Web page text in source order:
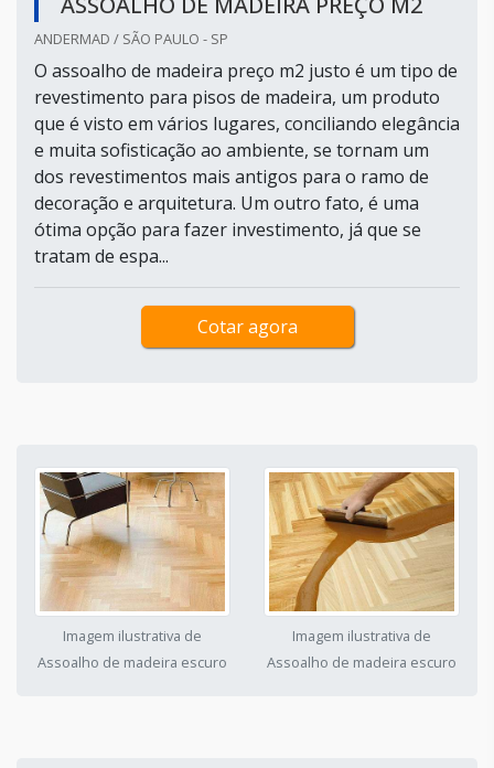
ANDERMAD / SÃO PAULO - SP
O assoalho de madeira preço m2 justo é um tipo de
revestimento para pisos de madeira, um produto
que é visto em vários lugares, conciliando elegância
e muita sofisticação ao ambiente, se tornam um
dos revestimentos mais antigos para o ramo de
decoração e arquitetura. Um outro fato, é uma
ótima opção para fazer investimento, já que se
tratam de espa...
Cotar agora
Imagem ilustrativa de
Assoalho de madeira escuro
Imagem ilustrativa de
Assoalho de madeira escuro